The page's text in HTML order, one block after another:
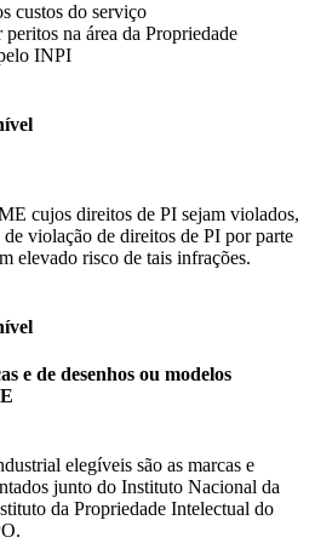
custos do serviço
na área da Propriedade
INPI
cujos direitos de PI sejam violados,
de violação de direitos de PI por parte
elevado risco de tais infrações.
e de desenhos ou modelos
elegíveis são as marcas e
junto do Instituto Nacional da
da Propriedade Intelectual do